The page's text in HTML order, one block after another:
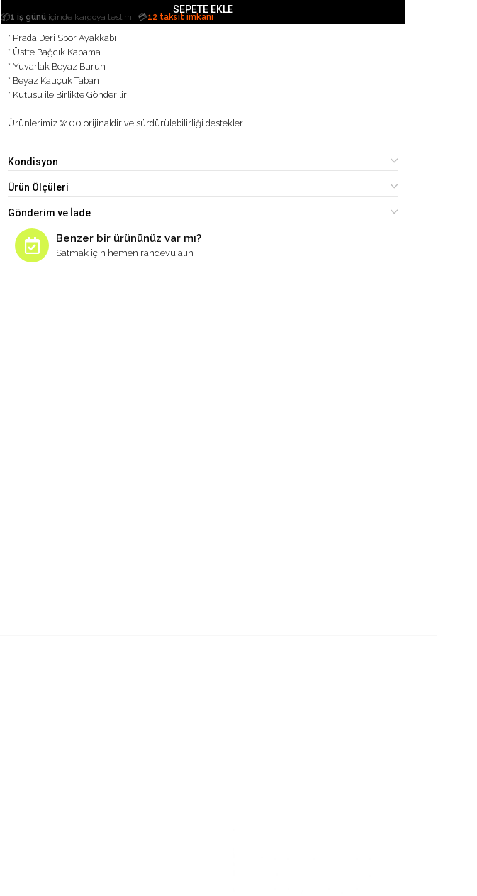
SEPETE EKLE
📦1 iş günü içinde kargoya teslim 💳12 taksit imkanı
* Prada Deri Spor Ayakkabı
* Üstte Bağcık Kapama
* Yuvarlak Beyaz Burun
* Beyaz Kauçuk Taban
* Kutusu ile Birlikte Gönderilir
Ürünlerimiz %100 orijinaldir ve sürdürülebilirliği destekler
Kondisyon
Ürün Ölçüleri
Gönderim ve İade
Benzer bir ürününüz var mı?
Satmak için hemen randevu alın